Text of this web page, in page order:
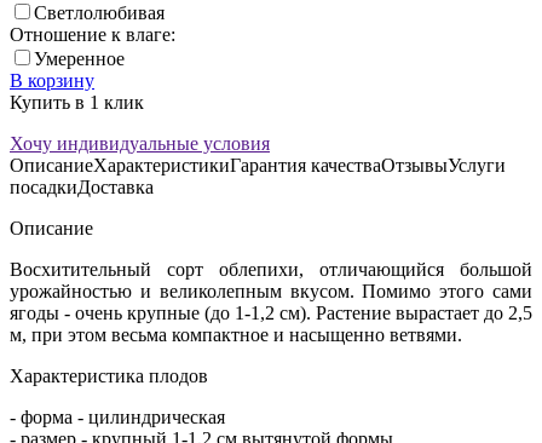
Светлолюбивая
Отношение к влаге:
Умеренное
В корзину
Купить в 1 клик
Хочу индивидуальные условия
ОписаниеХарактеристикиГарантия качестваОтзывыУслуги
посадкиДоставка
Описание
Восхитительный сорт облепихи, отличающийся большой
урожайностью и великолепным вкусом. Помимо этого сами
ягоды - очень крупные (до 1-1,2 см). Растение вырастает до 2,5
м, при этом весьма компактное и насыщенно ветвями.
Характеристика плодов
- форма - цилиндрическая
- размер - крупный 1-1,2 см вытянутой формы